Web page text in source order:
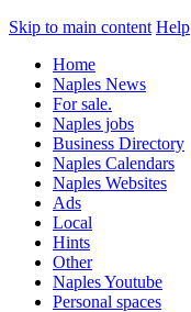
Skip to main content Help
Home
Naples News
For sale.
Naples jobs
Business Directory
Naples Calendars
Naples Websites
Ads
Local
Hints
Other
Naples Youtube
Personal spaces